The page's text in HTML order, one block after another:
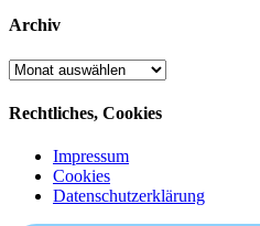
Archiv
Archiv
Rechtliches, Cookies
Impressum
Cookies
Datenschutzerklärung